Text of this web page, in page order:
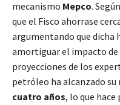
mecanismo Mepco. Según
que el Fisco ahorrase
argumentando que
amortiguar el impacto de
proyecciones de los
petróleo ha alcanzado
cuatro años, lo que